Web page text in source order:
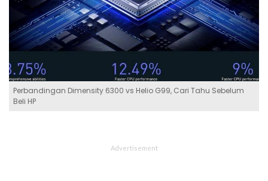
Perbandingan Dimensity 6300 vs Helio G99, Cari Tahu Sebelum
Beli HP